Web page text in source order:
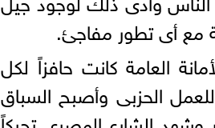
مع أى تطور مفاجئ.
العامة كانت حافزاً لكل
الحزبى وأصبح السباق